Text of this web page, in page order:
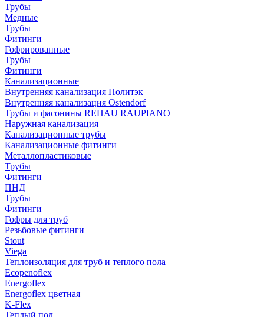
Трубы
Медные
Трубы
Фитинги
Гофрированные
Трубы
Фитинги
Канализационные
Внутренняя канализация Политэк
Внутренняя канализация Ostendorf
Трубы и фасонины REHAU RAUPIANO
Наружная канализация
Канализационные трубы
Канализационные фитинги
Металлопластиковые
Трубы
Фитинги
ПНД
Трубы
Фитинги
Гофры для труб
Резьбовые фитинги
Stout
Viega
Теплоизоляция для труб и теплого пола
Ecopenoflex
Energoflex
Energoflex цветная
K-Flex
Теплый пол